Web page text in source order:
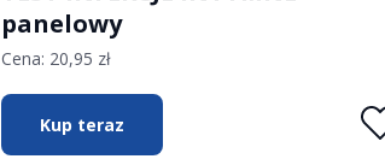
panelowy
Cena: 20,95 zł
Kup teraz